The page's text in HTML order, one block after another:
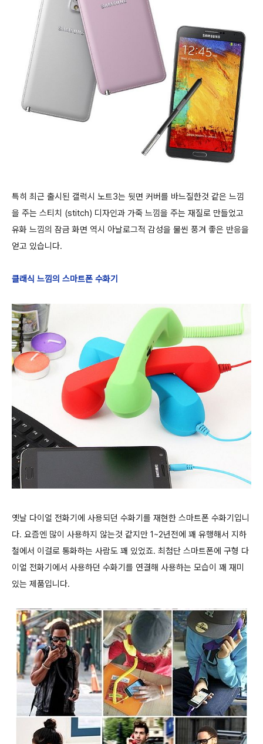
특히 최근 출시된 갤럭시 노트3는 뒷면 커버를 바느질한것 같은 느낌
을 주는 스티치 (stitch) 디자인과 가죽 느낌을 주는 재질로 만들었고
유화 느낌의 잠금 화면 역시 아날로그적 감성을 물씬 풍겨 좋은 반응을
얻고 있습니다.
클래식 느낌의 스마트폰 수화기
옛날 다이얼 전화기에 사용되던 수화기를 재현한 스마트폰 수화기입니
다. 요즘엔 많이 사용하지 않는것 같지만 1~2년전에 꽤 유행해서 지하
철에서 이걸로 통화하는 사람도 꽤 있었죠. 최첨단 스마트폰에 구형 다
이얼 전화기에서 사용하던 수화기를 연결해 사용하는 모습이 꽤 재미
있는 제품입니다.